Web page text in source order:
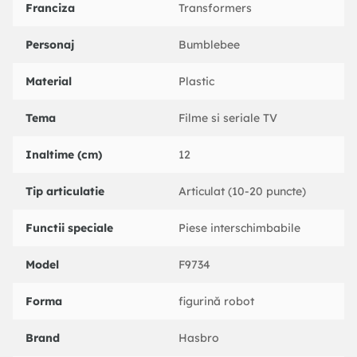
Franciza Transformers
Personaj Bumblebee
Material Plastic
Tema Filme si seriale TV
Inaltime (cm) 12
Tip articulatie Articulat (10-20 puncte)
Functii speciale Piese interschimbabile
Model F9734
Forma figurină robot
Brand Hasbro